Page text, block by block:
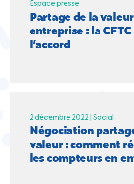
Espace presse
Partage de la
entreprise : la
l’accord
2 décembre 2022 | Social
Négociation
valeur : comment
les compteurs en